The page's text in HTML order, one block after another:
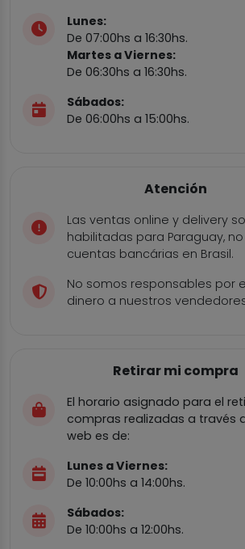
Lunes:
De 07:00hs a 16:30hs.
Martes a Viernes:
De 06:30hs a 16:30hs.
Sábados:
De 06:00hs a 15:00hs.
Atención
Las ventas online y delivery
habilitadas para Paraguay,
cuentas bancárias en Brasil.
No somos responsables por
dinero a nuestros
Retirar mi compra
El horario asignado para el
compras realizadas a través
web es de:
Lunes a Viernes:
De 10:00hs a 14:00hs.
Sábados:
De 10:00hs a 12:00hs.